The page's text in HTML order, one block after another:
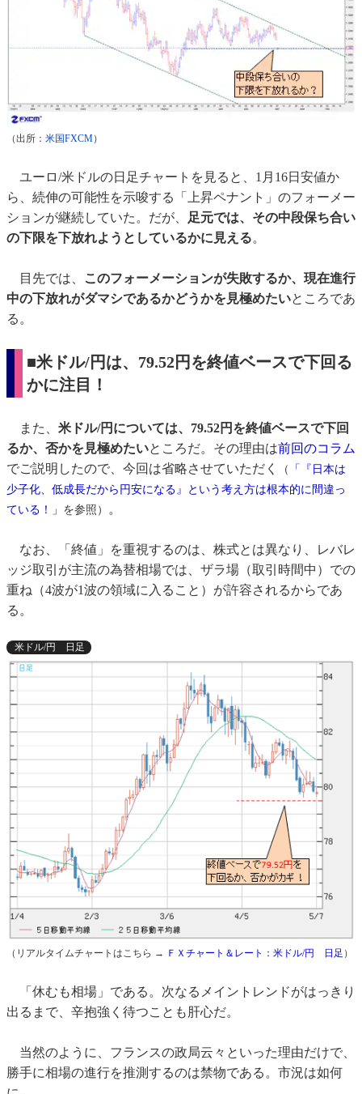
（出所： 米国FXCM）
ユーロ/米ドルの日足チャートを見ると、1月16日安値か
ら、続伸の可能性を示唆する「上昇ペナント」のフォーメー
ションが継続していた。だが、
足元では、その中段保ち合い
の下限を下放れようとしているかに見える。
目先では、
このフォーメーションが失敗するか、現在進行
中の下放れがダマシであるかどうかを見極めたいところであ
る。
■米ドル/円は、79.52円を終値ベースで下回る
かに注目！
また、 米ドル/円については、79.52円を終値ベースで下回
るか、否かを見極めたいところだ。その理由は前回のコラム
でご説明したので、今回は省略させていただく
（
「『日本は
少子化、低成長だから円安になる』という考え方は根本的に間違っ
ている！」 を参照） 。
なお、「終値」を重視するのは、株式とは異なり、レバレ
ッジ取引が主流の為替相場では、ザラ場（取引時間中）での
重ね（4波が1波の領域に入ること）が許容されるからであ
る。
米ドル/円 日足
（リアルタイムチャートはこちら → ＦＸチャート＆レート：米ドル/円 日足 ）
「休むも相場」である。次なるメイントレンドがはっきり
出るまで、辛抱強く待つことも肝心だ。
当然のように、フランスの政局云々といった理由だけで、
勝手に相場の進行を推測するのは禁物である。市況は如何